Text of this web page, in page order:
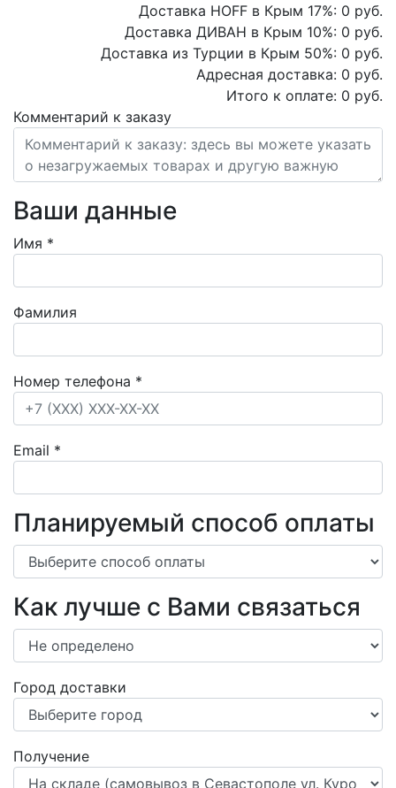
Доставка HOFF в Крым 17%: 0 руб.
Доставка ДИВАН в Крым 10%: 0 руб.
Доставка из Турции в Крым 50%: 0 руб.
Адресная доставка: 0 руб.
Итого к оплате: 0 руб.
Комментарий к заказу
Ваши данные
Имя *
Фамилия
Номер телефона *
Email *
Планируемый способ оплаты
Как лучше с Вами связаться
Город доставки
Получение